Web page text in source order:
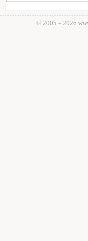
© 2005－ 2026